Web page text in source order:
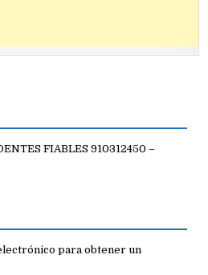
FIABLES 910312450 –
para obtener un